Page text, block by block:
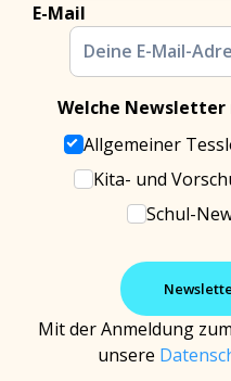
E-Mail
Welche
Allgemeiner
Kita- und
Schul-
Mit der Anmeldung
unsere